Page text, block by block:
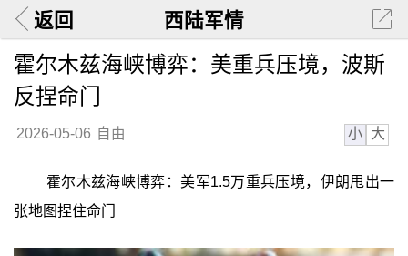
返回 西陆军情
霍尔木兹海峡博弈：美重兵压境，波斯
反捏命门
2026-05-06 自由 小 大
霍尔木兹海峡博弈：美军1.5万重兵压境，伊朗甩出一
张地图捏住命门